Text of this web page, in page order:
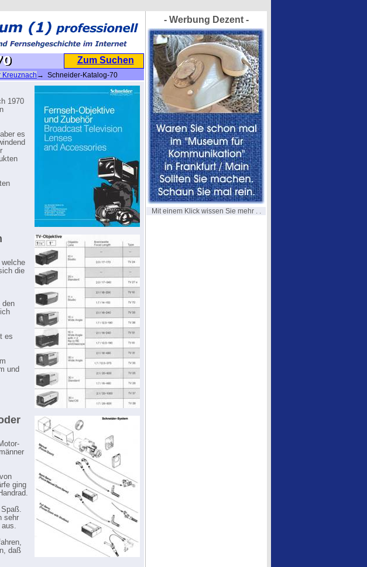
Zum Suchen
Kreuznach → Schneider-Katalog-70
1970
es
welche
die
den
es
und
ging
sehr
daß
- Werbung Dezent -
Mit einem Klick wissen Sie mehr . .